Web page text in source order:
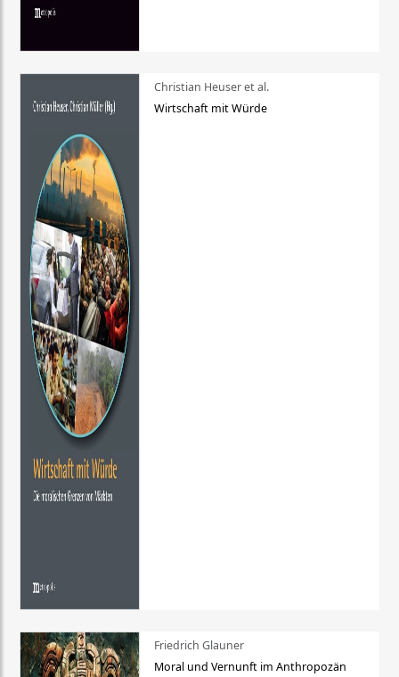
Christian Heuser et al.
Wirtschaft mit Würde
Friedrich Glauner
Moral und Vernunft im Anthropozän